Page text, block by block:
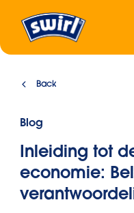
Back
Blog
Inleiding tot
economie: